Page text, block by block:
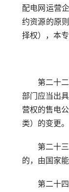
配电网运营
约资源的原
择权），本
第二十
部门应当出
营权的售电
类）的变更。
第二十
的，由国家
第二十